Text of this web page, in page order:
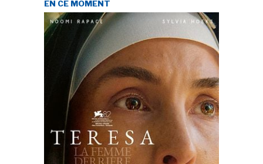
EN CE MOMENT